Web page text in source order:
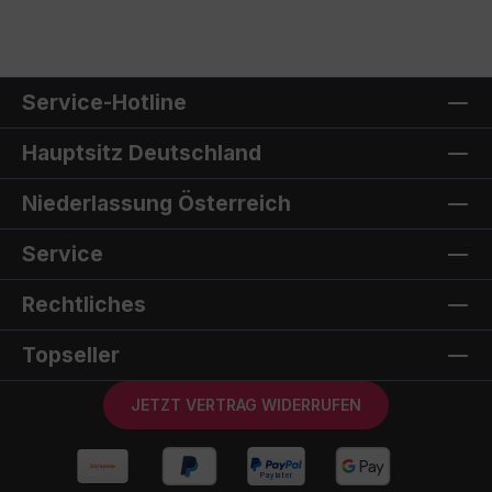
Service-Hotline
Hauptsitz Deutschland
Niederlassung Österreich
Service
Rechtliches
Topseller
JETZT VERTRAG WIDERRUFEN